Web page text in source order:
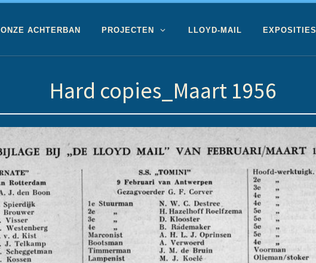
ONZE ACHTERBAN PROJECTEN LLOYD-MAIL EXPOSITIES
Hard copies_Maart 1956